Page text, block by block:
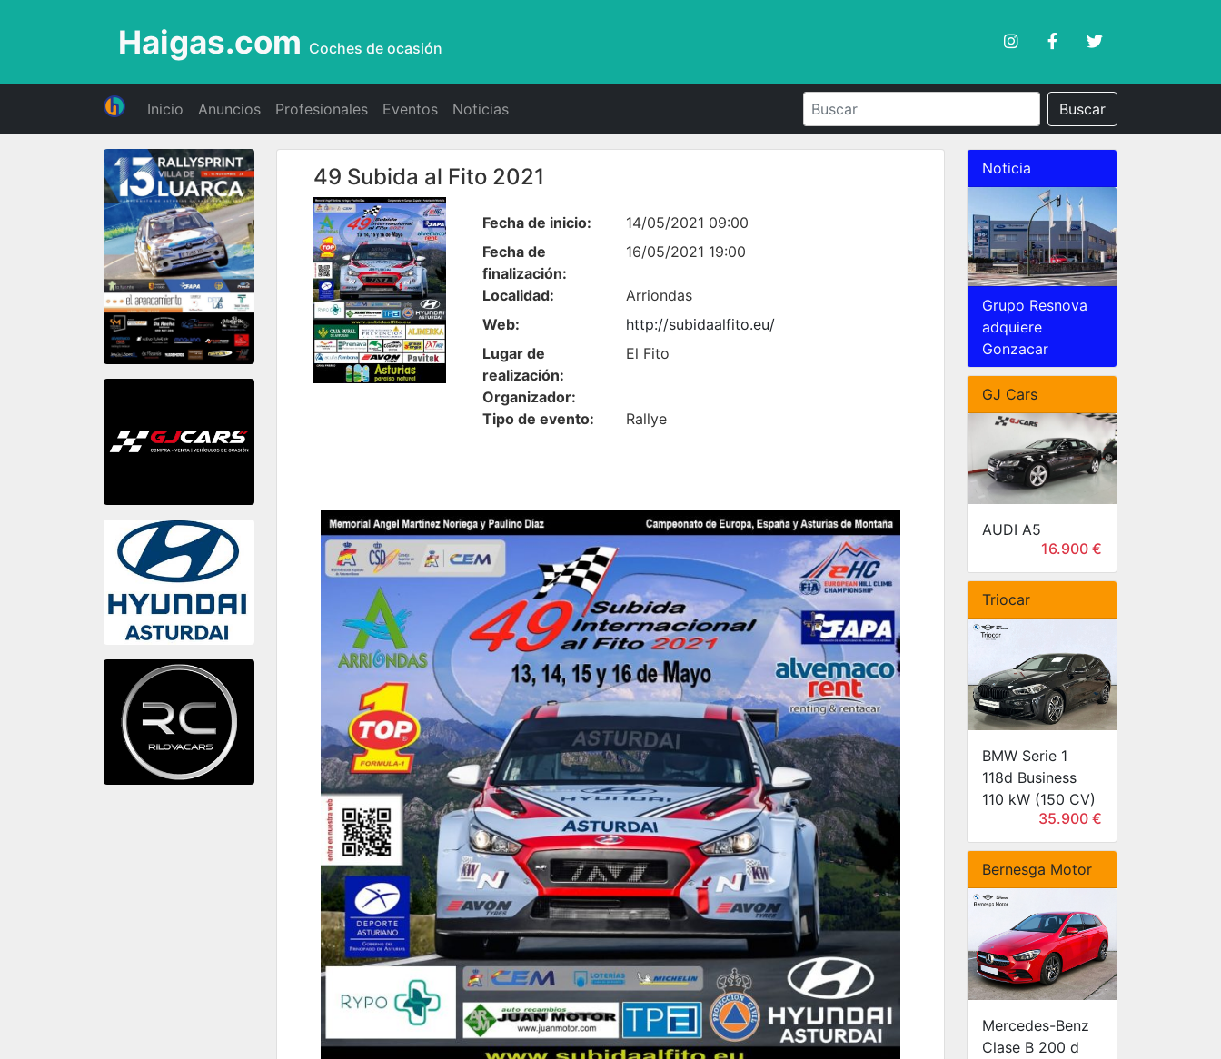
Haigas.com Coches de ocasión
Inicio Anuncios Profesionales Eventos Noticias Buscar
49 Subida al Fito 2021
Fecha de inicio:
14/05/2021 09:00
Fecha de
finalización:
16/05/2021 19:00
Localidad:
Arriondas
Web:
http://subidaalfito.eu/
Lugar de
realización:
El Fito
Organizador:
Tipo de evento:
Rallye
Noticia
Grupo Resnova
adquiere
Gonzacar
GJ Cars
AUDI A5
16.900 €
Triocar
BMW Serie 1
118d Business
110 kW (150 CV)
35.900 €
Bernesga Motor
Mercedes-Benz
Clase B 200 d